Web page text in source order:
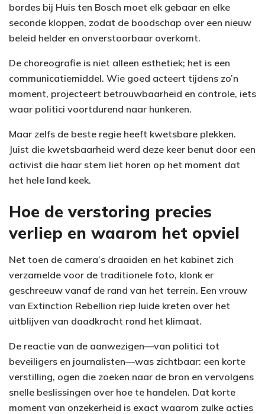
bordes bij Huis ten Bosch moet elk gebaar en elke
seconde kloppen, zodat de boodschap over een nieuw
beleid helder en onverstoorbaar overkomt.
De choreografie is niet alleen esthetiek; het is een
communicatiemiddel. Wie goed acteert tijdens zo’n
moment, projecteert betrouwbaarheid en controle, iets
waar politici voortdurend naar hunkeren.
Maar zelfs de beste regie heeft kwetsbare plekken.
Juist die kwetsbaarheid werd deze keer benut door een
activist die haar stem liet horen op het moment dat
het hele land keek.
Hoe de verstoring precies
verliep en waarom het opviel
Net toen de camera’s draaiden en het kabinet zich
verzamelde voor de traditionele foto, klonk er
geschreeuw vanaf de rand van het terrein. Een vrouw
van Extinction Rebellion riep luide kreten over het
uitblijven van daadkracht rond het klimaat.
De reactie van de aanwezigen—van politici tot
beveiligers en journalisten—was zichtbaar: een korte
verstilling, ogen die zoeken naar de bron en vervolgens
snelle beslissingen over hoe te handelen. Dat korte
moment van onzekerheid is exact waarom zulke acties